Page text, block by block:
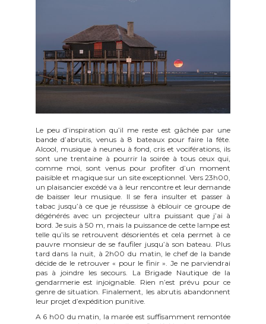
Le peu d’inspiration qu’il me reste est gâchée par une
bande d’abrutis, venus à 8 bateaux pour faire la fête.
Alcool, musique à neuneu à fond, cris et vociférations, ils
sont une trentaine à pourrir la soirée à tous ceux qui,
comme moi, sont venus pour profiter d’un moment
paisible et magique sur un site exceptionnel. Vers 23h00,
un plaisancier excédé va à leur rencontre et leur demande
de baisser leur musique. Il se fera insulter et passer à
tabac jusqu’à ce que je réussisse à éblouir ce groupe de
dégénérés avec un projecteur ultra puissant que j’ai à
bord. Je suis à 50 m, mais la puissance de cette lampe est
telle qu’ils se retrouvent désorientés et cela permet à ce
pauvre monsieur de se faufiler jusqu’à son bateau. Plus
tard dans la nuit, à 2h00 du matin, le chef de la bande
décide de le retrouver « pour le finir ». Je ne parviendrai
pas à joindre les secours. La Brigade Nautique de la
gendarmerie est injoignable. Rien n’est prévu pour ce
genre de situation. Finalement, les abrutis abandonnent
leur projet d’expédition punitive.
A 6 h00 du matin, la marée est suffisamment remontée